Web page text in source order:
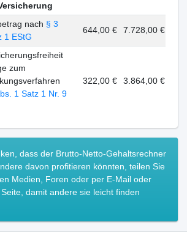
nach § 3
1 EStG
644,00 € 7.728,00 €
zum
1 Satz 1 Nr. 9
322,00 € 3.864,00 €
dass der Brutto-Netto-Gehaltsrechner
davon profitieren könnten, teilen Sie
Medien, Foren oder per E-Mail oder
damit andere sie leicht finden